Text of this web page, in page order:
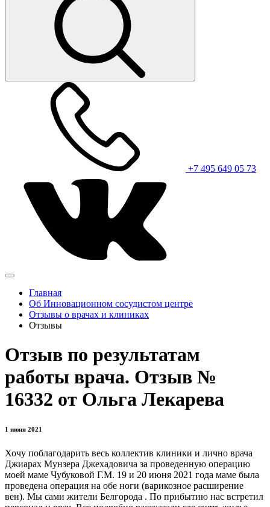
+7 495 649 05 73
Главная
Об Инновационном сосудистом центре
Отзывы о врачах и клиниках
Отзывы
Отзыв по результатам
работы врача. Отзыв №
16332 от Oльга Лекарева
1 июня 2021
Хочу поблагодарить весь коллектив клиники и лично врача
Джиарах Мунзера Джехадовича за проведенную операцию
моей маме Чубуковой Г.М. 19 и 20 июня 2021 года маме была
проведена операция на обе ноги (варикозное расширение
вен). Мы сами жители Белгорода . По прибытию нас встретил